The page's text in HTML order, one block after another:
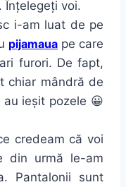
Înțelegeți voi.
i-am luat de pe
pijamaua pe care
furori. De fapt,
chiar mândră de
ieșit pozele 😀
credeam că voi
din urmă le-am
Pantalonii sunt